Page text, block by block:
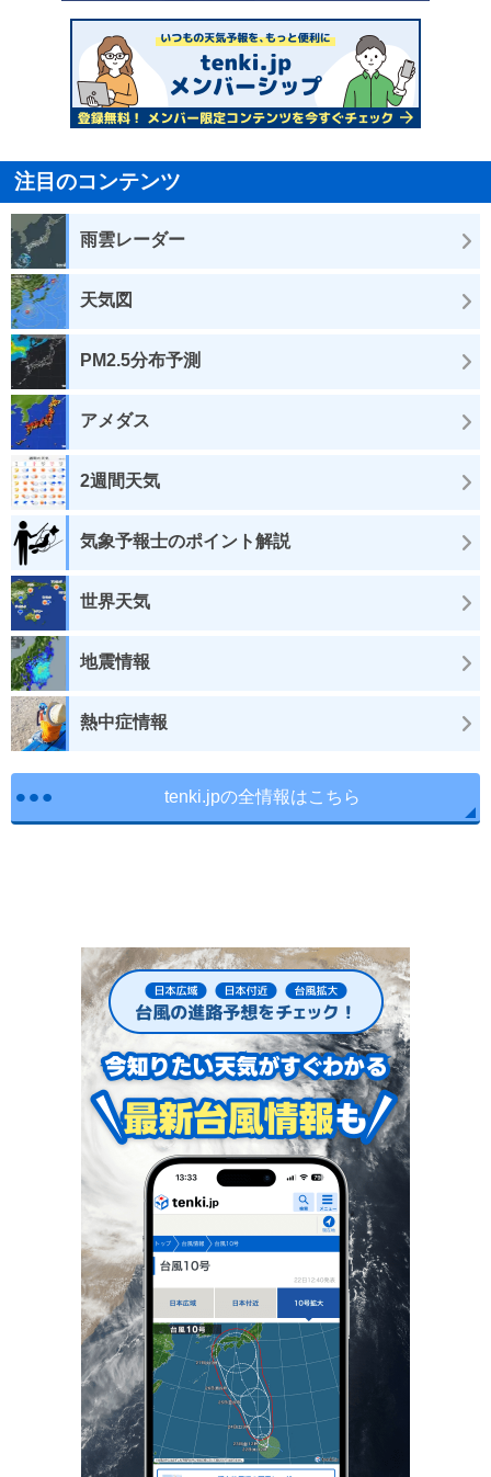
注目のコンテンツ
雨雲レーダー
天気図
PM2.5分布予測
アメダス
2週間天気
気象予報士のポイント解説
世界天気
地震情報
熱中症情報
tenki.jpの全情報はこちら